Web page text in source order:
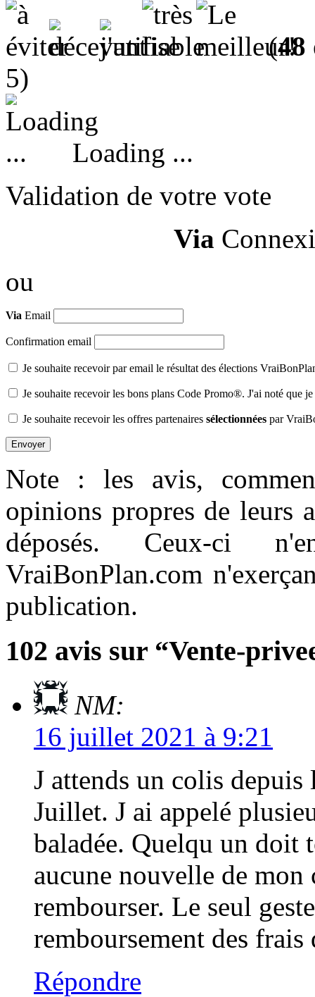
(48
5)
Loading ...
Validation de votre vote
Via
ou
Via Email
Confirmation email
Je souhaite recevoir par email le résultat des élections
Je souhaite recevoir les bons plans Code Promo®. J'ai noté que
Je souhaite recevoir les offres partenaires sélectionnées par
Note : les avis,
opinions propres de leurs
déposés. Ceux-ci
VraiBonPlan.com
publication.
102 avis sur “Vente-
NM:
16 juillet 2021 à 9:21
J attends un colis
Juillet. J ai appelé
baladée. Quelqu un doit
aucune nouvelle de
rembourser. Le seul
remboursement des frais
Répondre